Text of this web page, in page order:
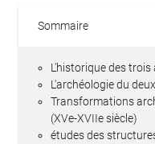
Sommaire
L'historique des
L'archéologie du
Transformations
(XVe-XVIIe siècle)
études des